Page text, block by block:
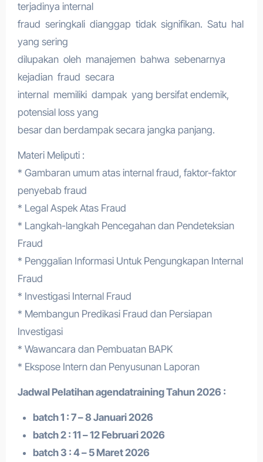
terjadinya internal
fraud seringkali dianggap tidak signifikan. Satu hal
yang sering
dilupakan oleh manajemen bahwa sebenarnya
kejadian fraud secara
internal memiliki dampak yang bersifat endemik,
potensial loss yang
besar dan berdampak secara jangka panjang.
Materi Meliputi :
* Gambaran umum atas internal fraud, faktor-faktor
penyebab fraud
* Legal Aspek Atas Fraud
* Langkah-langkah Pencegahan dan Pendeteksian
Fraud
* Penggalian Informasi Untuk Pengungkapan Internal
Fraud
* Investigasi Internal Fraud
* Membangun Predikasi Fraud dan Persiapan
Investigasi
* Wawancara dan Pembuatan BAPK
* Ekspose Intern dan Penyusunan Laporan
Jadwal Pelatihan agendatrainingTahun 2026 :
batch 1 : 7 – 8 Januari 2026
batch 2 : 11 – 12 Februari 2026
batch 3 : 4 – 5 Maret 2026